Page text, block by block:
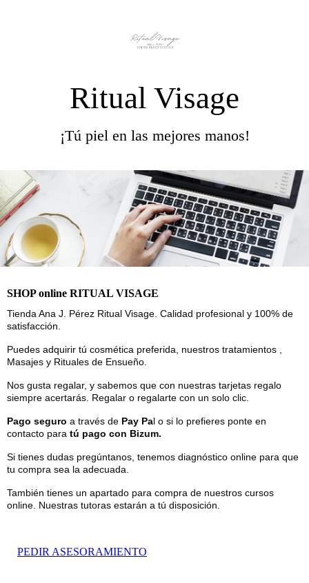
Ritual Visage
¡Tú piel en las mejores manos!
SHOP online RITUAL VISAGE
Tienda Ana J. Pérez Ritual Visage. Calidad profesional y 100% de
satisfacción.
Puedes adquirir tú cosmética preferida, nuestros tratamientos ,
Masajes y Rituales de Ensueño.
Nos gusta regalar, y sabemos que con nuestras tarjetas regalo
siempre acertarás. Regalar o regalarte con un solo clic.
Pago seguro a través de Pay Pal o si lo prefieres ponte en
contacto para tú pago con Bizum.
Si tienes dudas pregúntanos, tenemos diagnóstico online para que
tu compra sea la adecuada.
También tienes un apartado para compra de nuestros cursos
online. Nuestras tutoras estarán a tú disposición.
PEDIR ASESORAMIENTO